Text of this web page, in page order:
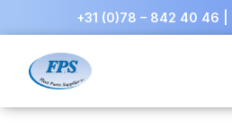
+31 (0)78 – 842 40 46